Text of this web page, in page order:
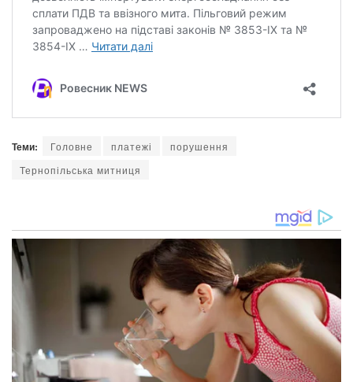
Теми: Головне платежі
порушення
Тернопільська митниця